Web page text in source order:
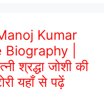
Kumar
|
श्रद्धा जोशी की
यहाँ से पढ़ें